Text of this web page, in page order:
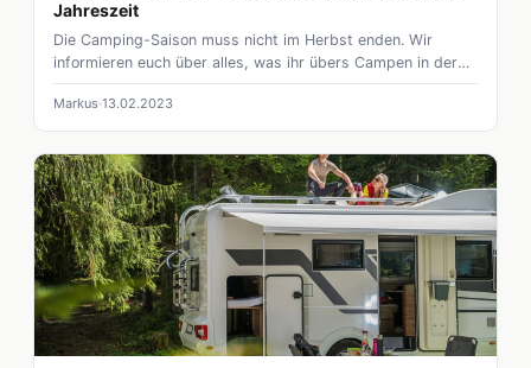
Jahreszeit
Die Camping-Saison muss nicht im Herbst enden. Wir
informieren euch über alles, was ihr übers Campen in der
kalten Jahreszeit wissen müsst.
Markus 13.02.2023